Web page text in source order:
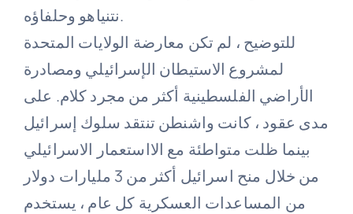
نتنياهو وحلفاؤه.
للتوضيح ، لم تكن معارضة الولايات المتحدة
لمشروع الاستيطان الإسرائيلي ومصادرة
الأراضي الفلسطينية أكثر من مجرد كلام. على
مدى عقود ، كانت واشنطن تنتقد سلوك إسرائيل
بينما ظلت متواطئة مع الااستعمار الاسرائيلي
من خلال منح اسرائيل أكثر من 3 مليارات دولار
من المساعدات العسكرية كل عام ، يستخدم